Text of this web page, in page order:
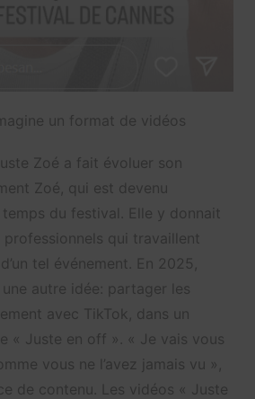
un format de vidéos
Zoé a fait évoluer son
Zoé, qui est devenu
du festival. Elle y donnait
qui travaillent
tel événement. En 2025,
une autre idée: partager les
avec TikTok, dans un
« Juste en off ». « Je vais vous
vous ne l’avez jamais vu »,
de contenu. Les vidéos « Juste